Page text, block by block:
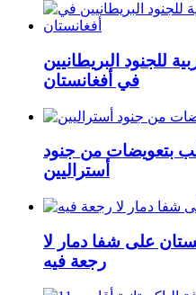
للجنود البريطانيین
في أفغانستان
بتعويضات من جنود
أستراليين
على شفا دمار لا
رجعة فيه